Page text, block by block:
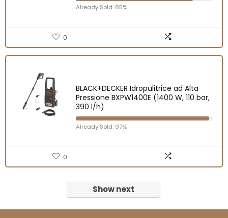
Already Sold: 85%
0
BLACK+DECKER Idropulitrice ad Alta
Pressione BXPW1400E (1400 W, 110 bar,
390 l/h)
Already Sold: 97%
0
Show next